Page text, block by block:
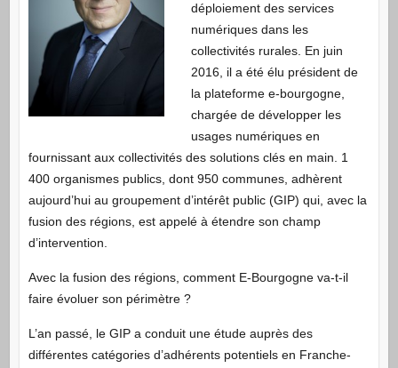
déploiement des services
numériques dans les
collectivités rurales. En juin
2016, il a été élu président de
la plateforme e-bourgogne,
chargée de développer les
usages numériques en
fournissant aux collectivités des solutions clés en main. 1
400 organismes publics, dont 950 communes, adhèrent
aujourd’hui au groupement d’intérêt public (GIP) qui, avec la
fusion des régions, est appelé à étendre son champ
d’intervention.
Avec la fusion des régions, comment E-Bourgogne va-t-il
faire évoluer son périmètre ?
L’an passé, le GIP a conduit une étude auprès des
différentes catégories d’adhérents potentiels en Franche-